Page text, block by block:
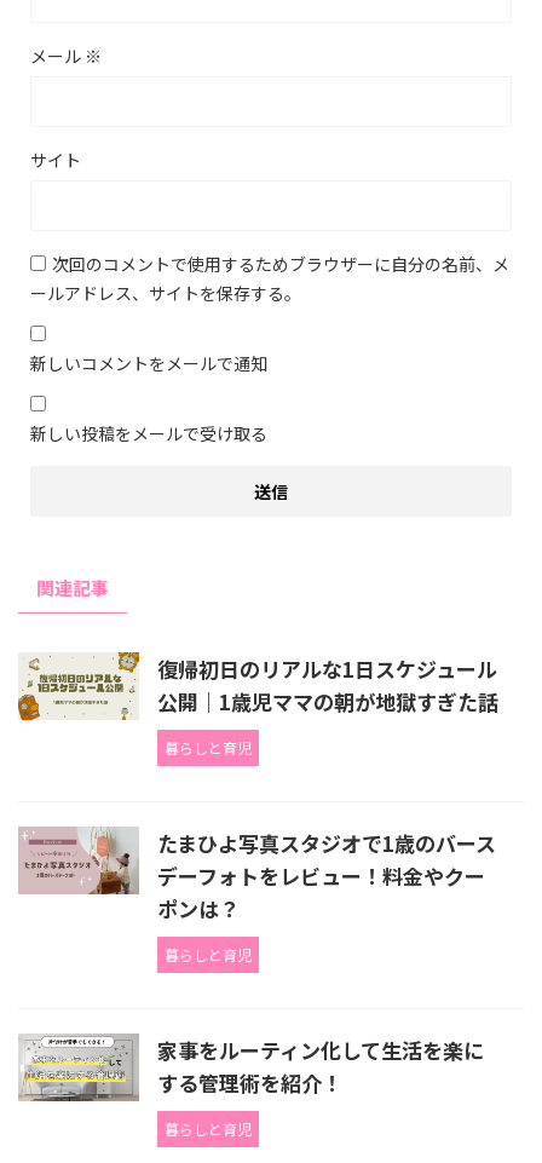
メール ※
サイト
次回のコメントで使用するためブラウザーに自分の名前、メ
ールアドレス、サイトを保存する。
新しいコメントをメールで通知
新しい投稿をメールで受け取る
関連記事
復帰初日のリアルな1日スケジュール
公開｜1歳児ママの朝が地獄すぎた話
暮らしと育児
たまひよ写真スタジオで1歳のバース
デーフォトをレビュー！料金やクー
ポンは？
暮らしと育児
家事をルーティン化して生活を楽に
する管理術を紹介！
暮らしと育児